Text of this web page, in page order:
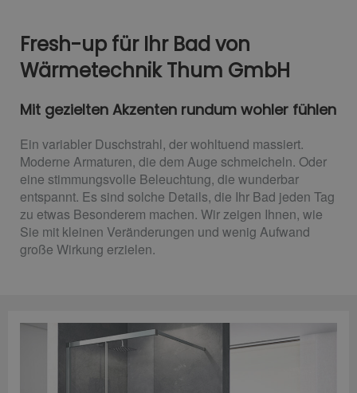
Fresh-up für Ihr Bad von
Wärmetechnik Thum GmbH
Mit gezielten Akzenten rundum wohler fühlen
Ein variabler Duschstrahl, der wohltuend massiert.
Moderne Armaturen, die dem Auge schmeicheln. Oder
eine stimmungsvolle Beleuchtung, die wunderbar
entspannt. Es sind solche Details, die Ihr Bad jeden Tag
zu etwas Besonderem machen. Wir zeigen Ihnen, wie
Sie mit kleinen Veränderungen und wenig Aufwand
große Wirkung erzielen.